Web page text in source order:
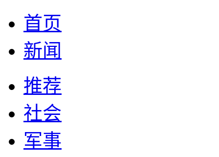
首页
新闻
推荐
社会
军事